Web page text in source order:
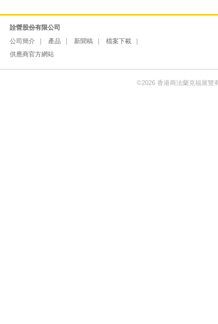
詮營股份有限公司
公司簡介
產品 新聞稿
檔案下載
供應商官方網站
©2026 香港商法蘭克福展覽